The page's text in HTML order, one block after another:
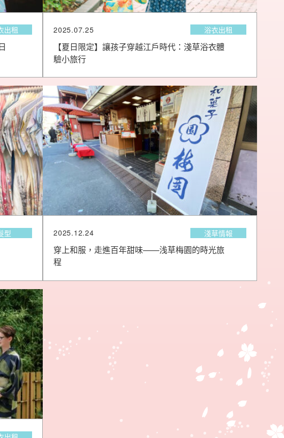
出租 2025.07.25 浴衣出租
【夏日限定】讓孩子穿越江戶時代：淺草浴衣體
驗小旅行
型 2025.12.24 淺草情報
穿上和服，走進百年甜味——浅草梅園的時光旅
程